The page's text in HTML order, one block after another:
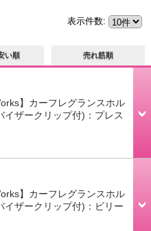
い順 売れ筋順
表示件数:
】カーフレグランスホル
イザークリップ付)：プレス
】カーフレグランスホル
イザークリップ付)：ビリー